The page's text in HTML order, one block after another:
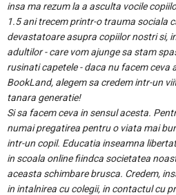
insa ma rezum la a asculta vocile
1.5 ani trecem printr-o trauma sociala
devastatoare asupra copiilor nostri si,
adultilor - care vom ajunge sa stam
rusinati capetele - daca nu facem ceva
BookLand, alegem sa credem intr-un
tanara generatie!
Si sa facem ceva in sensul acesta.
numai pregatirea pentru o viata mai
intr-un copil. Educatia inseamna
in scoala online fiindca societatea
aceasta schimbare brusca. Credem,
in intalnirea cu colegii, in contactul cu